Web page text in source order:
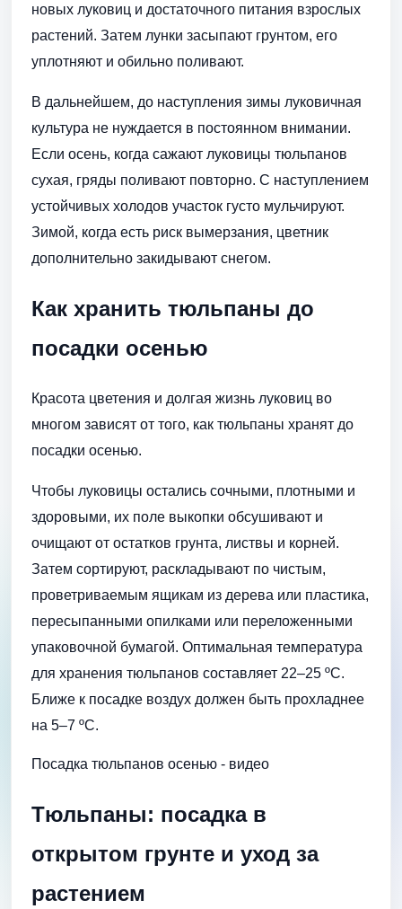
новых луковиц и достаточного питания взрослых
растений. Затем лунки засыпают грунтом, его
уплотняют и обильно поливают.
В дальнейшем, до наступления зимы луковичная
культура не нуждается в постоянном внимании.
Если осень, когда сажают луковицы тюльпанов
сухая, гряды поливают повторно. С наступлением
устойчивых холодов участок густо мульчируют.
Зимой, когда есть риск вымерзания, цветник
дополнительно закидывают снегом.
Как хранить тюльпаны до
посадки осенью
Красота цветения и долгая жизнь луковиц во
многом зависят от того, как тюльпаны хранят до
посадки осенью.
Чтобы луковицы остались сочными, плотными и
здоровыми, их поле выкопки обсушивают и
очищают от остатков грунта, листвы и корней.
Затем сортируют, раскладывают по чистым,
проветриваемым ящикам из дерева или пластика,
пересыпанными опилками или переложенными
упаковочной бумагой. Оптимальная температура
для хранения тюльпанов составляет 22–25 ºC.
Ближе к посадке воздух должен быть прохладнее
на 5–7 ºC.
Посадка тюльпанов осенью - видео
Тюльпаны: посадка в
открытом грунте и уход за
растением